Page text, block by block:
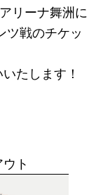
リーナ舞洲に
ツ戦のチケッ
たします！
ト